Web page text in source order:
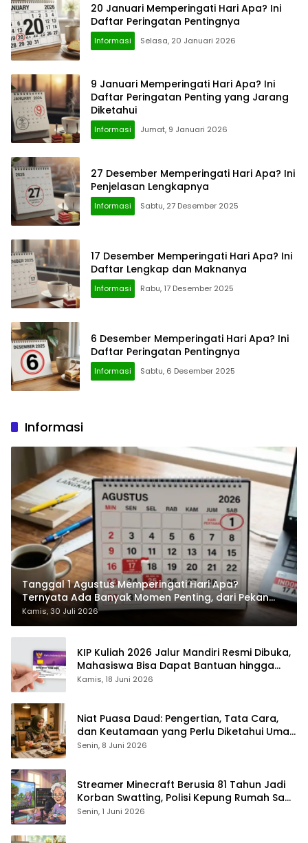
20 Januari Memperingati Hari Apa? Ini
Daftar Peringatan Pentingnya
Informasi Selasa, 20 Januari 2026
9 Januari Memperingati Hari Apa? Ini
Daftar Peringatan Penting yang Jarang
Diketahui
Informasi Jumat, 9 Januari 2026
27 Desember Memperingati Hari Apa? Ini
Penjelasan Lengkapnya
Informasi Sabtu, 27 Desember 2025
17 Desember Memperingati Hari Apa? Ini
Daftar Lengkap dan Maknanya
Informasi Rabu, 17 Desember 2025
6 Desember Memperingati Hari Apa? Ini
Daftar Peringatan Pentingnya
Informasi Sabtu, 6 Desember 2025
Informasi
Tanggal 1 Agustus Memperingati Hari Apa?
Ternyata Ada Banyak Momen Penting, dari Pekan
ASI Sedunia hingga Hari World Wide Web
Kamis, 30 Juli 2026
KIP Kuliah 2026 Jalur Mandiri Resmi Dibuka,
Mahasiswa Bisa Dapat Bantuan hingga
Rp1,4 Juta per Bulan
Kamis, 18 Juni 2026
Niat Puasa Daud: Pengertian, Tata Cara,
dan Keutamaan yang Perlu Diketahui Umat
Muslim
Senin, 8 Juni 2026
Streamer Minecraft Berusia 81 Tahun Jadi
Korban Swatting, Polisi Kepung Rumah Saat
Siaran Langsung
Senin, 1 Juni 2026